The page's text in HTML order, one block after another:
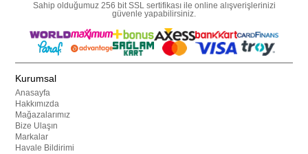
Sahip olduğumuz 256 bit SSL sertifikası ile online alışverişlerinizi
güvenle yapabilirsiniz.
Kurumsal
Anasayfa
Hakkımızda
Mağazalarımız
Bize Ulaşın
Markalar
Havale Bildirimi